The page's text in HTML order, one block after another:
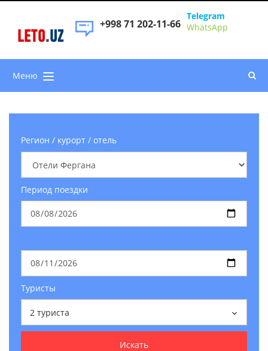
LETO.UZ
+998 71 202-11-66
Telegram
WhatsApp
Меню
Регион / курорт / отель
Период поездки
Туристы
2 туриста
Искать